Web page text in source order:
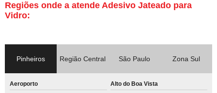
rótulo personalizado para água valores Moema
atacado de rótulo vinho personalizado Bela Vista
rótulo de garrafa personalizado Aeroporto
rótulo espumante personalizado valores Brooklin Novo
Regiões onde a atende Adesivo Jateado para
Vidro:
Pinheiros Região Central São Paulo Zona Sul
Aeroporto Alto do Boa Vista